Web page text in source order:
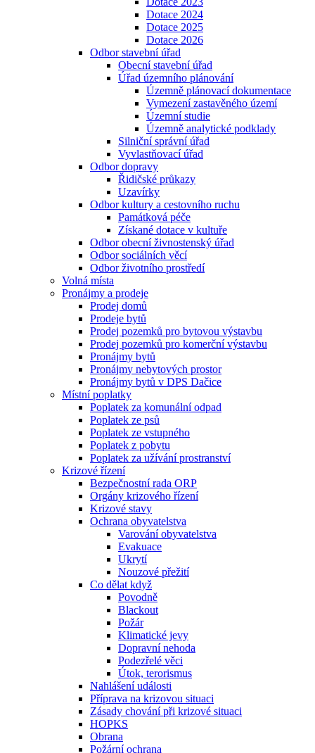
Dotace 2024
Dotace 2025
Dotace 2026
Odbor stavební úřad
Obecní stavební úřad
Úřad územního plánování
Územně plánovací dokumentace
Vymezení zastavěného území
Územní studie
Územně analytické podklady
Silniční správní úřad
Vyvlastňovací úřad
Odbor dopravy
Řidičské průkazy
Uzavírky
Odbor kultury a cestovního ruchu
Památková péče
Získané dotace v kultuře
Odbor obecní živnostenský úřad
Odbor sociálních věcí
Odbor životního prostředí
Volná místa
Pronájmy a prodeje
Prodej domů
Prodeje bytů
Prodej pozemků pro bytovou výstavbu
Prodej pozemků pro komerční výstavbu
Pronájmy bytů
Pronájmy nebytových prostor
Pronájmy bytů v DPS Dačice
Místní poplatky
Poplatek za komunální odpad
Poplatek ze psů
Poplatek ze vstupného
Poplatek z pobytu
Poplatek za užívání prostranství
Krizové řízení
Bezpečnostní rada ORP
Orgány krizového řízení
Krizové stavy
Ochrana obyvatelstva
Varování obyvatelstva
Evakuace
Ukrytí
Nouzové přežití
Co dělat když
Povodně
Blackout
Požár
Klimatické jevy
Dopravní nehoda
Podezřelé věci
Útok, terorismus
Nahlášení události
Příprava na krizovou situaci
Zásady chování při krizové situaci
HOPKS
Obrana
Požární ochrana